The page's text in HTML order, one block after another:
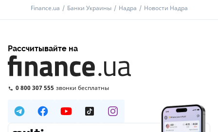
Finance.ua Банки Украины Надра Новости Надра
Рассчитывайте на
0 800 307 555 звонки бесплатны